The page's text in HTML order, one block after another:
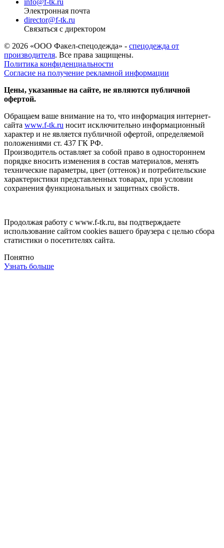
info@f-tk.ru
Электронная почта
director@f-tk.ru
Связаться с директором
© 2026 «ООО Факел-спецодежда» - спецодежда от
производителя. Все права защищены.
Политика конфиденциальности
Согласие на получение рекламной информации
Цены, указанные на сайте, не являются публичной
офертой.
Обращаем ваше внимание на то, что информация интернет-
сайта www.f-tk.ru носит исключительно информационный
характер и не является публичной офертой, определяемой
положениями ст. 437 ГК РФ.
Производитель оставляет за собой право в одностороннем
порядке вносить изменения в состав материалов, менять
технические параметры, цвет (оттенок) и потребительские
характеристики представленных товарах, при условии
сохранения функциональных и защитных свойств.
Продолжая работу с www.f-tk.ru, вы подтверждаете
использование сайтом cookies вашего браузера с целью сбора
статистики о посетителях сайта.
Понятно
Узнать больше